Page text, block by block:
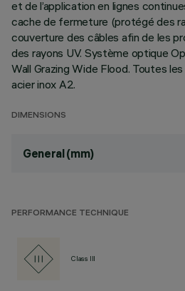
et de l’application en lignes
cache de fermeture (protégé des
couverture des câbles afin de les
des rayons UV. Système optique
Wall Grazing Wide Flood. Toutes
acier inox A2.
DIMENSIONS
General (mm)
PERFORMANCE TECHNIQUE
Class III